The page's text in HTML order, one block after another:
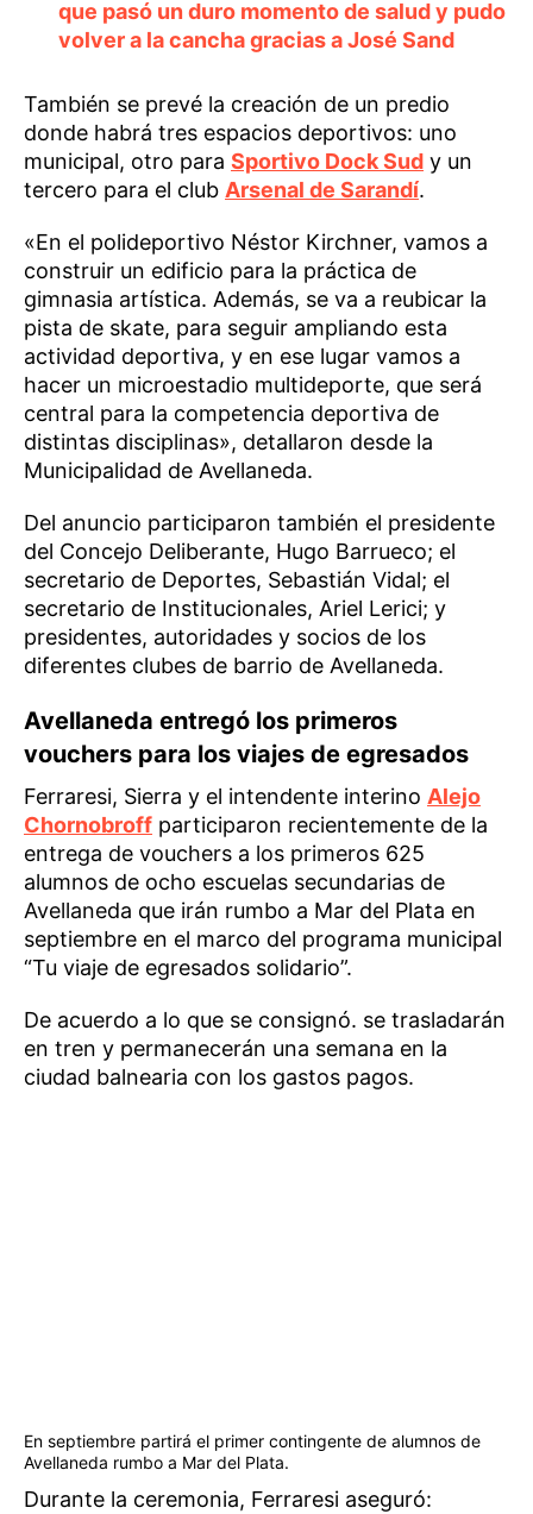
que pasó un duro momento de salud y pudo
volver a la cancha gracias a José Sand
También se prevé la creación de un predio
donde habrá tres espacios deportivos: uno
municipal, otro para Sportivo Dock Sud y un
tercero para el club Arsenal de Sarandí.
«En el polideportivo Néstor Kirchner, vamos a
construir un edificio para la práctica de
gimnasia artística. Además, se va a reubicar la
pista de skate, para seguir ampliando esta
actividad deportiva, y en ese lugar vamos a
hacer un microestadio multideporte, que será
central para la competencia deportiva de
distintas disciplinas», detallaron desde la
Municipalidad de Avellaneda.
Del anuncio participaron también el presidente
del Concejo Deliberante, Hugo Barrueco; el
secretario de Deportes, Sebastián Vidal; el
secretario de Institucionales, Ariel Lerici; y
presidentes, autoridades y socios de los
diferentes clubes de barrio de Avellaneda.
Avellaneda entregó los primeros
vouchers para los viajes de egresados
Ferraresi, Sierra y el intendente interino Alejo
Chornobroff participaron recientemente de la
entrega de vouchers a los primeros 625
alumnos de ocho escuelas secundarias de
Avellaneda que irán rumbo a Mar del Plata en
septiembre en el marco del programa municipal
“Tu viaje de egresados solidario”.
De acuerdo a lo que se consignó. se trasladarán
en tren y permanecerán una semana en la
ciudad balnearia con los gastos pagos.
En septiembre partirá el primer contingente de alumnos de
Avellaneda rumbo a Mar del Plata.
Durante la ceremonia, Ferraresi aseguró: